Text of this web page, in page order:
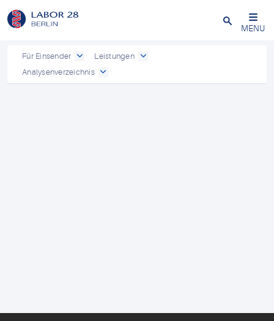
Schließen
MENU
Für Einsender
Leistungen
Analysenverzeichnis